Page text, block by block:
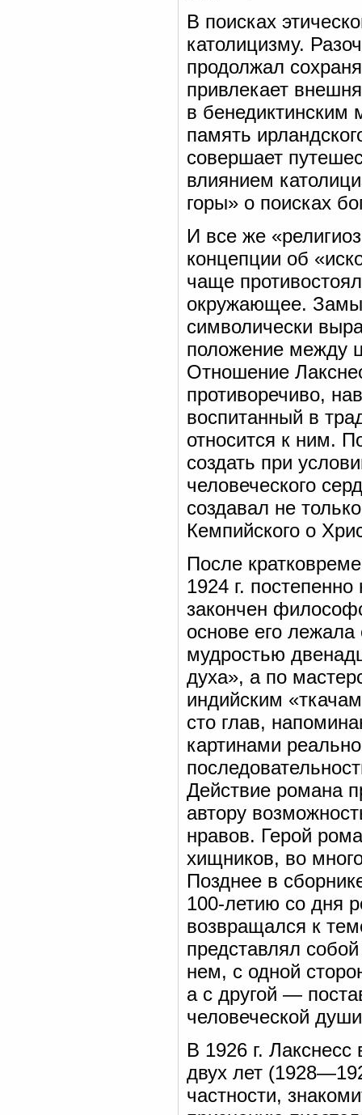
В поисках
католицизму.
продолжал
привлекает
в бенедиктинским
память
совершает
влиянием
горы» о поисках
И все же
концепции об
чаще
окружающее.
символически
положение между
Отношение
противоречиво,
воспитанный в
относится к ним.
создать при
человеческого
создавал не
Кемпийского о
После
1924 г.
закончен
основе его
мудростью
духа», а по
индийским
сто глав,
картинами
Действие романа
автору
нравов. Герой
хищников, во
Позднее в
100-летию со дня
возвращался к
представлял
нем, с одной
а с другой —
человеческой
В 1926 г.
двух лет
частности,